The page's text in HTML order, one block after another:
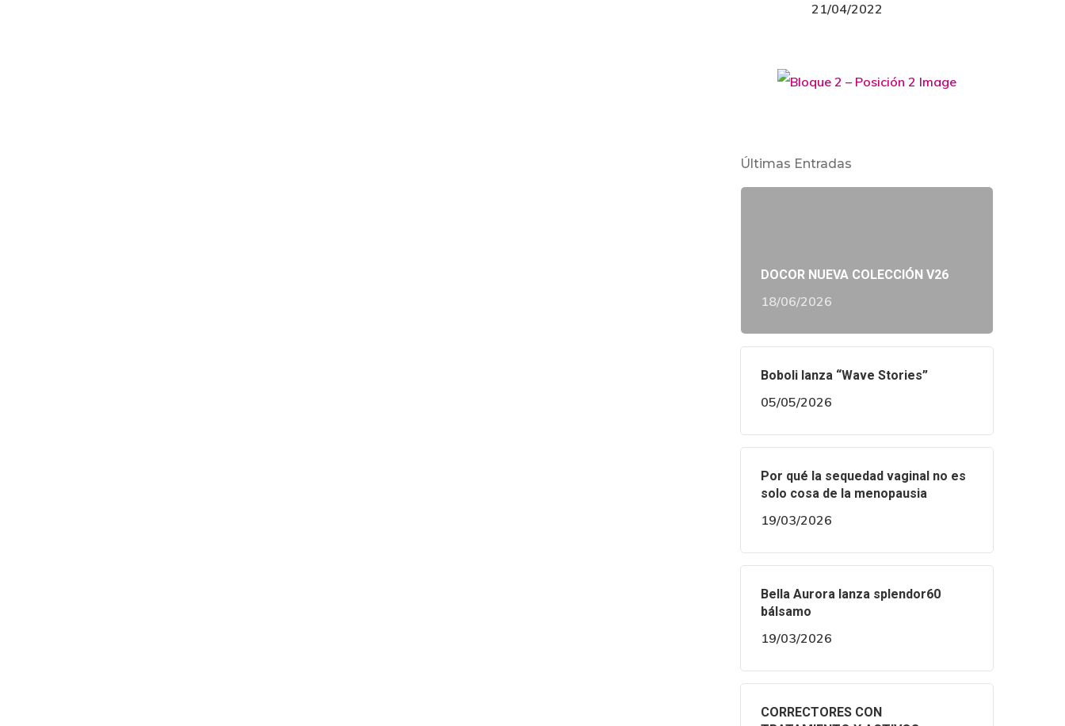
21/04/2022
Últimas Entradas
DOCOR NUEVA COLECCIÓN V26
18/06/2026
Boboli lanza “Wave Stories”
05/05/2026
Por qué la sequedad vaginal no es
solo cosa de la menopausia
19/03/2026
Bella Aurora lanza splendor60
bálsamo
19/03/2026
CORRECTORES CON